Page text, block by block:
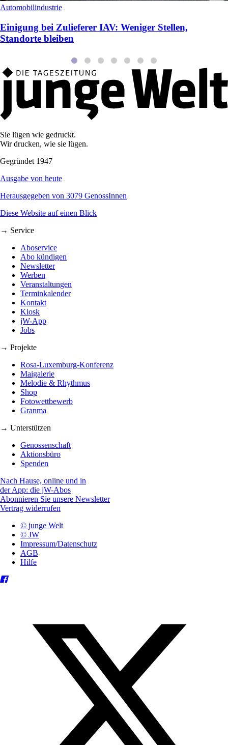
Automobilindustrie
Einigung bei Zulieferer IAV: Weniger Stellen,
Standorte bleiben
Sie lügen wie gedruckt.
Wir drucken, wie sie lügen.
Gegründet 1947
Ausgabe von heute
Herausgegeben von 3079 GenossInnen
Diese Website auf einen Blick
→ Service
Aboservice
Abo kündigen
Newsletter
Werben
Veranstaltungen
Terminkalender
Kontakt
Kiosk
jW-App
Jobs
→ Projekte
Rosa-Luxemburg-Konferenz
Maigalerie
Melodie & Rhythmus
Shop
Fotowettbewerb
Granma
→ Unterstützen
Genossenschaft
Aktionsbüro
Spenden
Nach Hause, online und in
der App: die jW-Abos
Abonnieren Sie unsere Newsletter
Vertrag widerrufen
© junge Welt
© JW
Impressum/Datenschutz
AGB
Hilfe